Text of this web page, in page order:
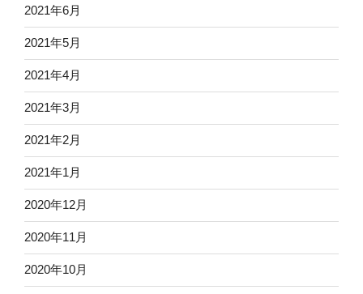
2021年6月
2021年5月
2021年4月
2021年3月
2021年2月
2021年1月
2020年12月
2020年11月
2020年10月